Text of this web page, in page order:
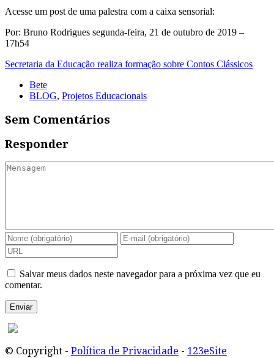
Acesse um post de uma palestra com a caixa sensorial:
Por: Bruno Rodrigues segunda-feira, 21 de outubro de 2019 –
17h54
Secretaria da Educação realiza formação sobre Contos Clássicos
Bete
BLOG, Projetos Educacionais
Sem Comentários
Responder
Salvar meus dados neste navegador para a próxima vez que eu
comentar.
© Copyright - Política de Privacidade - 123eSite